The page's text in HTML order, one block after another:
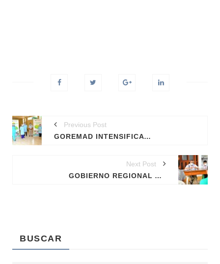
Previous Post
GOREMAD INTENSIFICA ACCIONES DE PREVENCIÓN Y ENTREGA DE IVERMECTINA AL PERSONAL DE PRIMERA LÍNEA.
Next Post
GOBIERNO REGIONAL ATIENDE DEMANDAS DEL DISTRITO DE TAHUAMANU-SAN LORENZO.
BUSCAR